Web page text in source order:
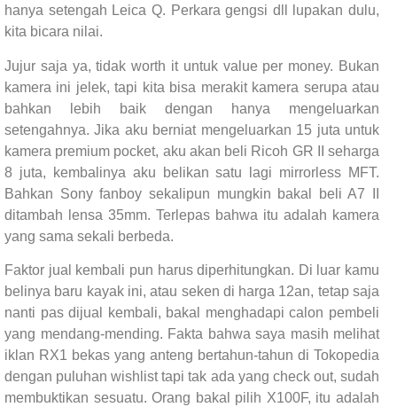
hanya setengah Leica Q. Perkara gengsi dll lupakan dulu,
kita bicara nilai.
Jujur saja ya, tidak worth it untuk value per money. Bukan
kamera ini jelek, tapi kita bisa merakit kamera serupa atau
bahkan lebih baik dengan hanya mengeluarkan
setengahnya. Jika aku berniat mengeluarkan 15 juta untuk
kamera premium pocket, aku akan beli Ricoh GR II seharga
8 juta, kembalinya aku belikan satu lagi mirrorless MFT.
Bahkan Sony fanboy sekalipun mungkin bakal beli A7 II
ditambah lensa 35mm. Terlepas bahwa itu adalah kamera
yang sama sekali berbeda.
Faktor jual kembali pun harus diperhitungkan. Di luar kamu
belinya baru kayak ini, atau seken di harga 12an, tetap saja
nanti pas dijual kembali, bakal menghadapi calon pembeli
yang mendang-mending. Fakta bahwa saya masih melihat
iklan RX1 bekas yang anteng bertahun-tahun di Tokopedia
dengan puluhan wishlist tapi tak ada yang check out, sudah
membuktikan sesuatu. Orang bakal pilih X100F, itu adalah